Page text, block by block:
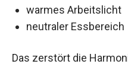
warmes Arbeitslicht
neutraler Essbereich
Das zerstört die